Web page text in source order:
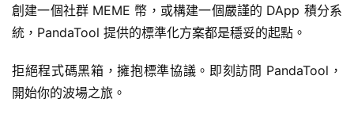
創建一個社群 MEME 幣，或構建一個嚴謹的 DApp 積分系
統，PandaTool 提供的標準化方案都是穩妥的起點。
拒絕程式碼黑箱，擁抱標準協議。即刻訪問 PandaTool，
開始你的波場之旅。